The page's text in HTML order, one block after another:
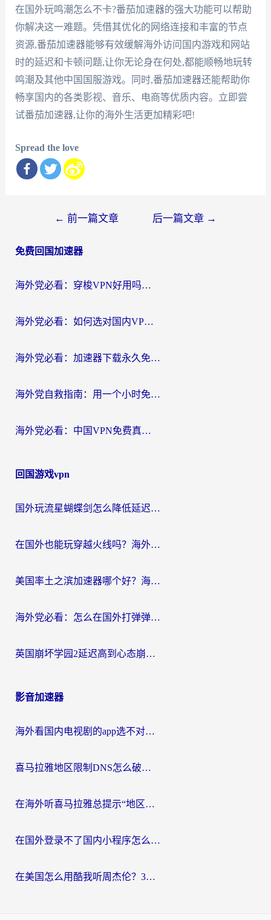
在国外玩鸣潮怎么不卡?番茄加速器的强大功能可以帮助
你解决这一难题。凭借其优化的网络连接和丰富的节点
资源,番茄加速器能够有效缓解海外访问国内游戏和网站
时的延迟和卡顿问题,让你无论身在何处,都能顺畅地玩转
鸣潮及其他中国国服游戏。同时,番茄加速器还能帮助你
畅享国内的各类影视、音乐、电商等优质内容。立即尝
试番茄加速器,让你的海外生活更加精彩吧!
Spread the love
导
← 前一篇文章 后一篇文章 →
免费回国加速器
海外党必看：穿梭VPN好用吗？和云帆VPN对比哪个回国效果更好？附真实测评+避坑指南
海外党必看：如何选对国内VPN，实现无缝访问国内资源？
海外党必看：加速器下载永久免费版真的存在吗？教你无缝访问国内资源的正确姿势
海外党自救指南：用一个小时免费加速器，轻松打破国内资源访问壁垒？
海外党必看：中国VPN免费真的靠谱吗？手把手教你选对回国加速器
回国游戏vpn
国外玩流星蝴蝶剑怎么降低延迟？海外党必看的加速秘籍（含欧洲鸣潮&彩虹岛优化攻略）
在国外也能玩穿越火线吗？海外玩家国服游戏畅玩终极指南
美国率土之滨加速器哪个好？海外党国服游戏畅玩终极指南（附多游戏解决方案）
海外党必看：怎么在国外打弹弹堂不卡？番茄加速器亲测指南
英国崩坏学园2延迟高到心态崩？海外党国服游戏加速终极指南
影音加速器
海外看国内电视剧的app选不对？这份回国加速器避坑指南帮你流畅追剧
喜马拉雅地区限制DNS怎么破？海外党听国内音乐听书的终极解决方案
在海外听喜马拉雅总提示“地区限制”？3步轻松解除+听国内音乐全攻略
在国外登录不了国内小程序怎么办？选对回国加速器，轻松解锁国内资源
在美国怎么用酷我听周杰伦？3步搞定海外听歌难题